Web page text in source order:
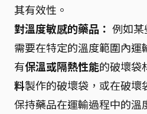
其有效性。
對溫度敏感的藥品： 例如某
需要在特定的溫度範圍內
有保溫或隔熱性能的破壞袋
料製作的破壞袋，或在破壞
保持藥品在運輸過程中的溫